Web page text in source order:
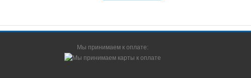
Мы принимаем к оплате: